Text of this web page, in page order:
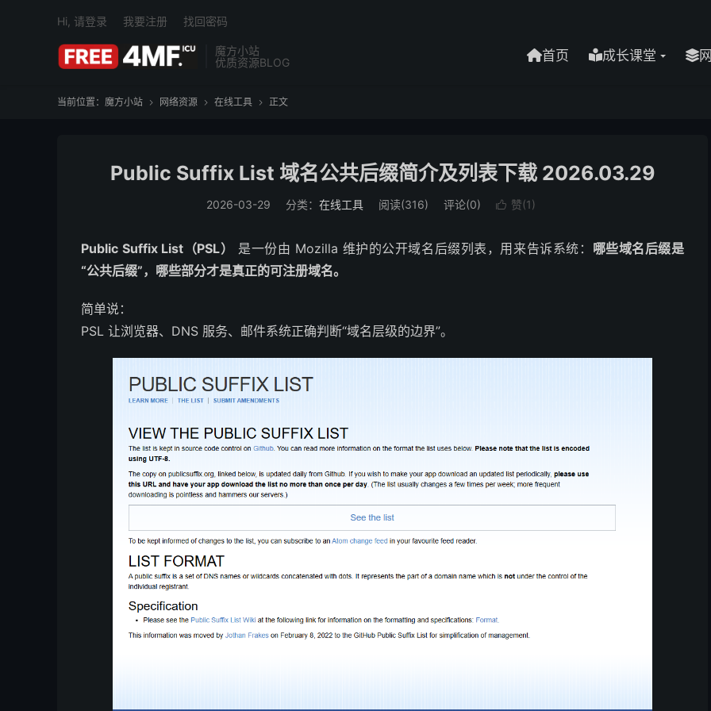
魔方小站
优质资源BLOG
首页 成长课堂
Hi, 请登录 我要注册 找回密码
当前位置： 魔方小站  网络资源  在线工具  正文
Public Suffix List 域名公共后缀简介及列表下载 2026.03.29
2026-03-29 分类： 在线工具 阅读(316) 评论(0)  赞(1)
Public Suffix List（PSL） 是一份由 Mozilla 维护的公开域名后缀列表，用来告诉系统： 哪些域名后缀是
“公共后缀”，哪些部分才是真正的可注册域名。
简单说：
PSL 让浏览器、DNS 服务、邮件系统正确判断“域名层级的边界”。